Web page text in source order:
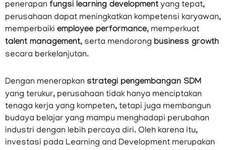
penerapan fungsi learning development yang tepat,
perusahaan dapat meningkatkan kompetensi karyawan,
memperbaiki employee performance, memperkuat
talent management, serta mendorong business growth
secara berkelanjutan.
Dengan menerapkan strategi pengembangan SDM
yang terukur, perusahaan tidak hanya menciptakan
tenaga kerja yang kompeten, tetapi juga membangun
budaya belajar yang mampu menghadapi perubahan
industri dengan lebih percaya diri. Oleh karena itu,
investasi pada Learning and Development merupakan